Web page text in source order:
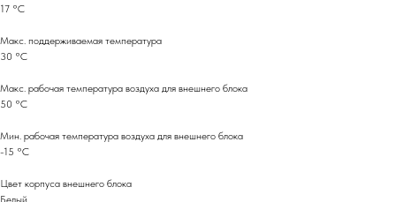
17 °С
Макс. поддерживаемая температура
30 °С
Макс. рабочая температура воздуха для внешнего блока
50 °С
Мин. рабочая температура воздуха для внешнего блока
-15 °С
Цвет корпуса внешнего блока
Белый